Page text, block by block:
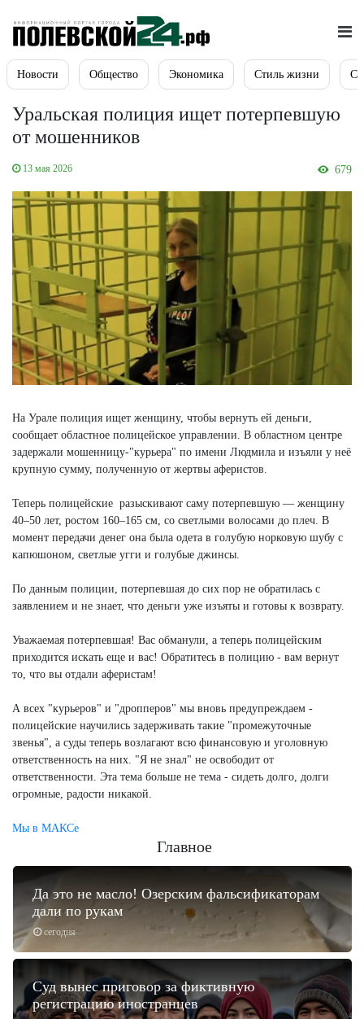
Новости Общество Экономика Стиль жизни
Уральская полиция ищет потерпевшую
от мошенников
13 мая 2026 679
На Урале полиция ищет женщину, чтобы вернуть ей деньги,
сообщает областное полицейское управлении. В областном центре
задержали мошенницу-"курьера" по имени Людмила и изъяли у неё
крупную сумму, полученную от жертвы аферистов.
Теперь полицейские разыскивают саму потерпевшую — женщину
40–50 лет, ростом 160–165 см, со светлыми волосами до плеч. В
момент передачи денег она была одета в голубую норковую шубу с
капюшоном, светлые угги и голубые джинсы.
По данным полиции, потерпевшая до сих пор не обратилась с
заявлением и не знает, что деньги уже изъяты и готовы к возврату.
Уважаемая потерпевшая! Вас обманули, а теперь полицейским
приходится искать еще и вас! Обратитесь в полицию - вам вернут
то, что вы отдали аферистам!
А всех "курьеров" и "дропперов" мы вновь предупреждаем -
полицейские научились задерживать такие "промежуточные
звенья", а суды теперь возлагают всю финансовую и уголовную
ответственность на них. "Я не знал" не освободит от
ответственности. Эта тема больше не тема - сидеть долго, долги
огромные, радости никакой.
Мы в МАКСе
Главное
сегодня
Да это не масло! Озерским фальсификаторам
дали по рукам
Суд вынес приговор за фиктивную
регистрацию иностранцев